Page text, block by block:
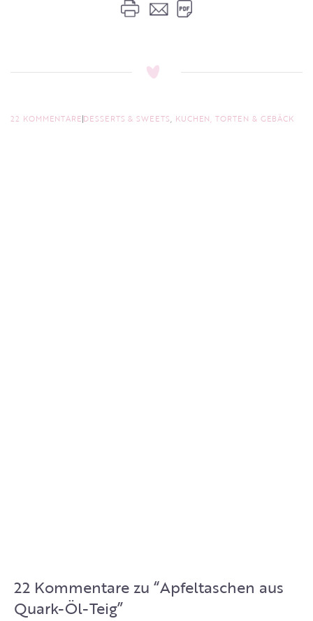
22 KOMMENTAREDESSERTS & SWEETS, KUCHEN, TORTEN & GEBÄCK
22 Kommentare zu “Apfeltaschen aus
Quark-Öl-Teig”